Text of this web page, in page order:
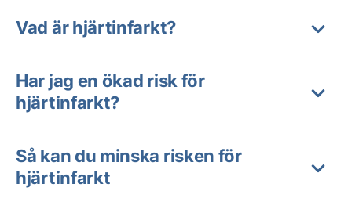
Vad är hjärtinfarkt?
Har jag en ökad risk för
hjärtinfarkt?
Så kan du minska risken för
hjärtinfarkt